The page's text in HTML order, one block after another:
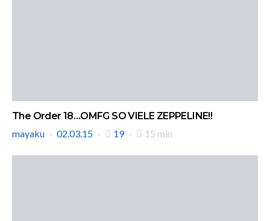
The Order 18…OMFG SO VIELE ZEPPELINE!!
mayaku
02.03.15 19 15 min